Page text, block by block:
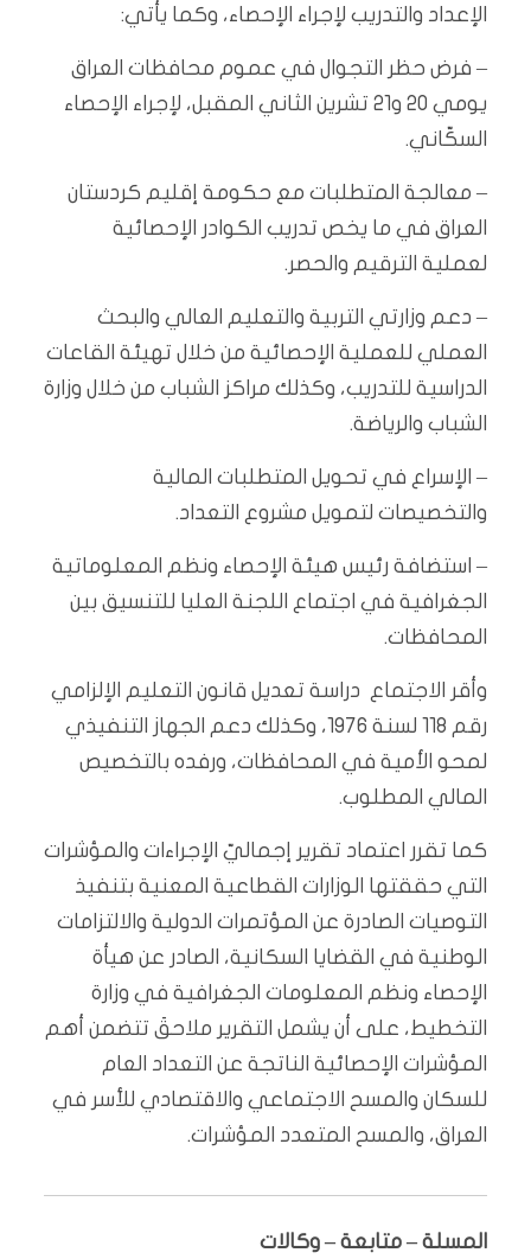
الإعداد والتدريب لإجراء الإحصاء، وكما يأتي:
– فرض حظر التجوال في عموم محافظات العراق
يومي 20 و21 تشرين الثاني المقبل، لإجراء الإحصاء
السكّاني.
– معالجة المتطلبات مع حكومة إقليم كردستان
العراق في ما يخص تدريب الكوادر الإحصائية
لعملية الترقيم والحصر.
– دعم وزارتي التربية والتعليم العالي والبحث
العملي للعملية الإحصائية من خلال تهيئة القاعات
الدراسية للتدريب، وكذلك مراكز الشباب من خلال وزارة
الشباب والرياضة.
– الإسراع في تحويل المتطلبات المالية
والتخصيصات لتمويل مشروع التعداد.
– استضافة رئيس هيئة الإحصاء ونظم المعلوماتية
الجغرافية في اجتماع اللجنة العليا للتنسيق بين
المحافظات.
وأقر الاجتماع دراسة تعديل قانون التعليم الإلزامي
رقم 118 لسنة 1976، وكذلك دعم الجهاز التنفيذي
لمحو الأمية في المحافظات، ورفده بالتخصيص
المالي المطلوب.
كما تقرر اعتماد تقرير إجماليّ الإجراءات والمؤشرات
التي حققتها الوزارات القطاعية المعنية بتنفيذ
التوصيات الصادرة عن المؤتمرات الدولية والالتزامات
الوطنية في القضايا السكانية، الصادر عن هيأة
الإحصاء ونظم المعلومات الجغرافية في وزارة
التخطيط، على أن يشمل التقرير ملاحقَ تتضمن أهم
المؤشرات الإحصائية الناتجة عن التعداد العام
للسكان والمسح الاجتماعي والاقتصادي للأسر في
العراق، والمسح المتعدد المؤشرات.
المسلة – متابعة – وكالات